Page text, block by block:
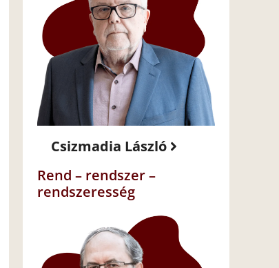
Csizmadia László
Rend – rendszer –
rendszeresség